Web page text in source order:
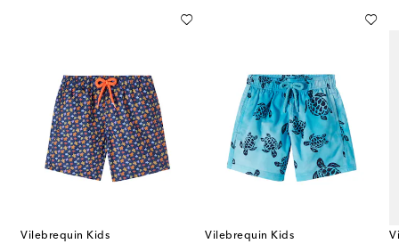
Vilebrequin Kids
Vilebrequin Kids